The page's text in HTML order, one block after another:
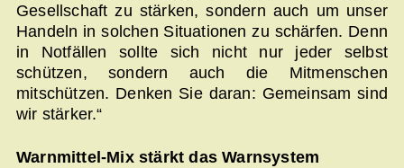
Gesellschaft zu stärken, sondern auch um unser
Handeln in solchen Situationen zu schärfen. Denn
in Notfällen sollte sich nicht nur jeder selbst
schützen, sondern auch die Mitmenschen
mitschützen. Denken Sie daran: Gemeinsam sind
wir stärker.“
Warnmittel-Mix stärkt das Warnsystem